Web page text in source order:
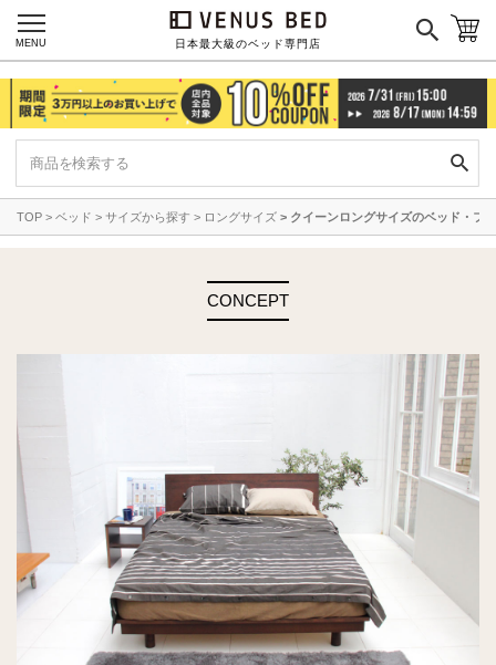
日本最大級のベッド専門店
MENU
TOP ベッド サイズから探す ロングサイズ クイーンロングサイズのベッド・フ
CONCEPT